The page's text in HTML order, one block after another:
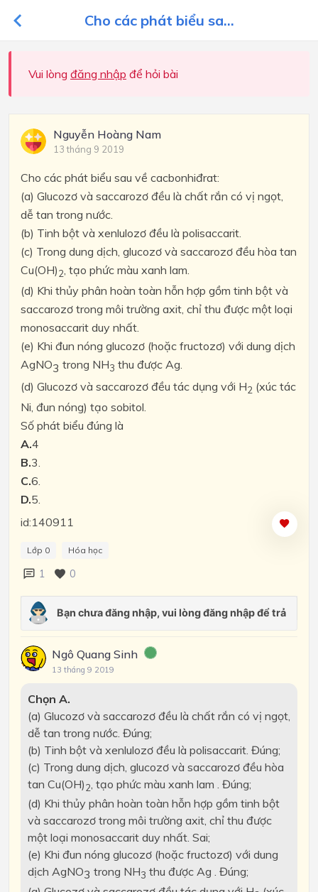
Cho các phát biểu sa...
Vui lòng đăng nhập để hỏi bài
Nguyễn Hoàng Nam
13 tháng 9 2019
Cho các phát biểu sau về cacbonhiđrat:
(a) Glucozơ và saccarozơ đều là chất rắn có vị ngọt,
dễ tan trong nước.
(b) Tinh bột và xenlulozơ đều là polisaccarit.
(c) Trong dung dịch, glucozơ và saccarozơ đều hòa tan
Cu(OH)2, tạo phức màu xanh lam.
(d) Khi thủy phân hoàn toàn hỗn hợp gồm tinh bột và
saccarozơ trong môi trường axit, chỉ thu được một loại
monosaccarit duy nhất.
(e) Khi đun nóng glucozơ (hoặc fructozơ) với dung dịch
AgNO3 trong NH3 thu được Ag.
(d) Glucozơ và saccarozơ đều tác dụng với H2 (xúc tác
Ni, đun nóng) tạo sobitol.
Số phát biểu đúng là
A.4
B.3.
C.6.
D.5.
id:140911
Lớp 0 Hóa học
1 0
Ngô Quang Sinh
13 tháng 9 2019
Chọn A.
(a) Glucozơ và saccarozơ đều là chất rắn có vị ngọt,
dễ tan trong nước. Đúng;
(b) Tinh bột và xenlulozơ đều là polisaccarit. Đúng;
(c) Trong dung dịch, glucozơ và saccarozơ đều hòa
tan Cu(OH)2 , tạo phức màu xanh lam . Đúng;
(d) Khi thủy phân hoàn toàn hỗn hợp gồm tinh bột
và saccarozơ trong môi trường axit, chỉ thu được
một loại monosaccarit duy nhất. Sai;
(e) Khi đun nóng glucozơ (hoặc fructozơ) với dung
dịch AgNO3 trong NH3 thu được Ag . Đúng;